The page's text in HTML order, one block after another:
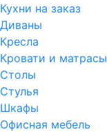
Кухни на заказ
Диваны
Кресла
Кровати и матрасы
Столы
Стулья
Шкафы
Офисная мебель